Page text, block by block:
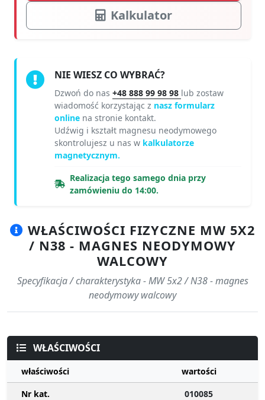
Kalkulator
NIE WIESZ CO WYBRAĆ?
Dzwoń do nas +48 888 99 98 98 lub zostaw
wiadomość korzystając z nasz formularz
online na stronie kontakt.
Udźwig i kształt magnesu neodymowego
skontrolujesz u nas w kalkulatorze
magnetycznym.
Realizacja tego samego dnia przy
zamówieniu do 14:00.
WŁAŚCIWOŚCI FIZYCZNE MW 5X2
/ N38 - MAGNES NEODYMOWY
WALCOWY
Specyfikacja / charakterystyka - MW 5x2 / N38 - magnes
neodymowy walcowy
WŁAŚCIWOŚCI
właściwości
wartości
Nr kat.
010085